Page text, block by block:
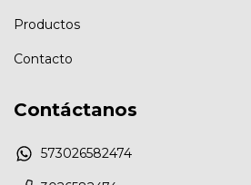
Productos
Contacto
Contáctanos
573026582474